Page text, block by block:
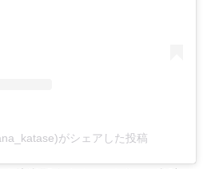
がシェアした投稿